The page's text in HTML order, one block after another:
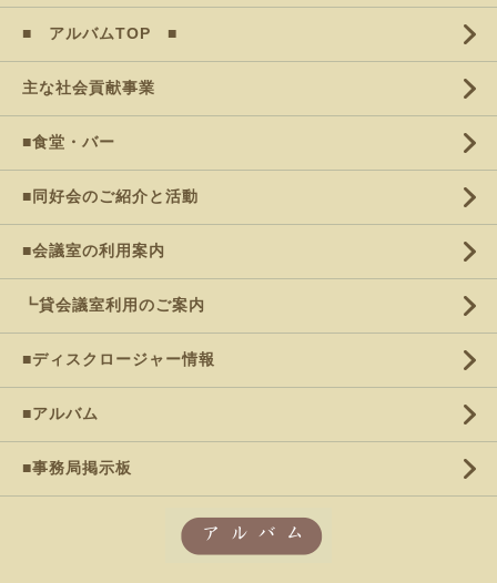
■ アルバムTOP ■
主な社会貢献事業
■食堂・バー
■同好会のご紹介と活動
■会議室の利用案内
┗貸会議室利用のご案内
■ディスクロージャー情報
■アルバム
■事務局掲示板